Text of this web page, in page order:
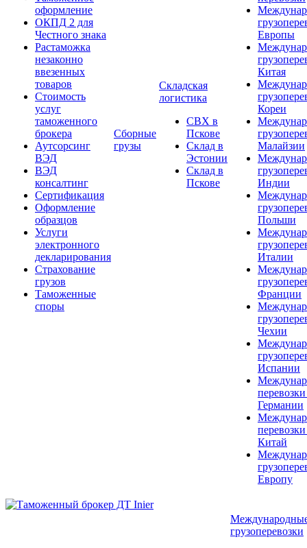
оформление
ОКПД 2 для
Честного знака
Растаможка
незаконно
ввезенных
товаров
Стоимость
услуг
таможенного
брокера
Аутсорсинг
ВЭД
ВЭД
консалтинг
Сертификация
Оформление
образцов
Услуги
электронного
декларирования
Страхование
грузов
Таможенные
споры
Сборные
грузы
Складская
логистика
СВХ в
Пскове
Склад в
Эстонии
Склад в
Пскове
Европы
Китая
Кореи
Малайзии
Индии
Польши
Италии
Франции
Чехии
Испании
Германии
Китай
Европу
грузоперевозки